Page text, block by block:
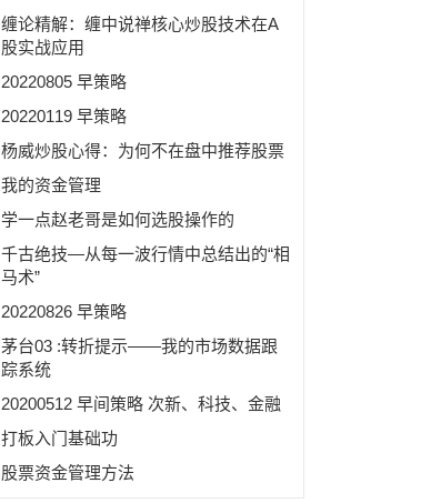
缠论精解：缠中说禅核心炒股技术在A
股实战应用
20220805 早策略
20220119 早策略
杨威炒股心得：为何不在盘中推荐股票
我的资金管理
学一点赵老哥是如何选股操作的
千古绝技—从每一波行情中总结出的“相
马术”
20220826 早策略
茅台03 :转折提示——我的市场数据跟
踪系统
20200512 早间策略 次新、科技、金融
打板入门基础功
股票资金管理方法